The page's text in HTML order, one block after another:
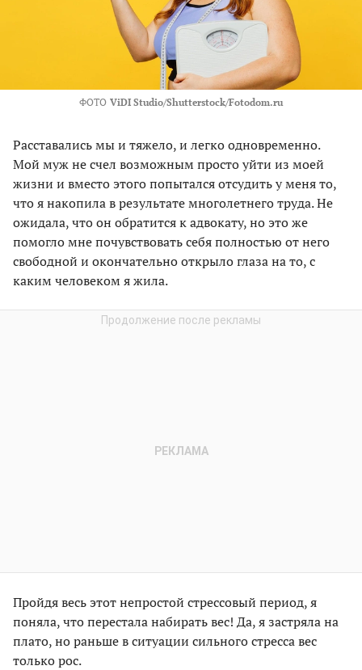
ФОТО ViDI Studio/Shutterstock/Fotodom.ru
Расставались мы и тяжело, и легко одновременно.
Мой муж не счел возможным просто уйти из моей
жизни и вместо этого попытался отсудить у меня то,
что я накопила в результате многолетнего труда. Не
ожидала, что он обратится к адвокату, но это же
помогло мне почувствовать себя полностью от него
свободной и окончательно открыло глаза на то, с
каким человеком я жила.
Пройдя весь этот непростой стрессовый период, я
поняла, что перестала набирать вес! Да, я застряла на
плато, но раньше в ситуации сильного стресса вес
только рос.